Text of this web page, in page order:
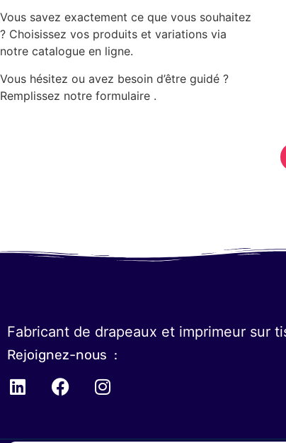
Vous savez exactement ce que vous souhaitez
? Choisissez vos produits et variations via
notre catalogue en ligne.
Vous hésitez ou avez besoin d’être guidé ?
Remplissez notre formulaire .
Fabricant de drapeaux et imprimeur sur
Rejoignez-nous :